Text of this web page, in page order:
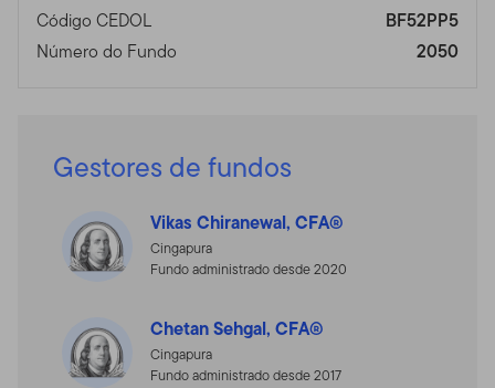
Código CEDOL
BF52PP5
Número do Fundo
2050
Gestores de fundos
Vikas Chiranewal, CFA®
Cingapura
Fundo administrado desde 2020
Chetan Sehgal, CFA®
Cingapura
Fundo administrado desde 2017